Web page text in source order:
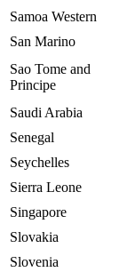
Samoa Western
San Marino
Sao Tome and
Principe
Saudi Arabia
Senegal
Seychelles
Sierra Leone
Singapore
Slovakia
Slovenia